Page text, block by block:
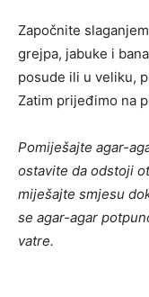
Započnite
grejpa, jabuke i
posude ili u veliku,
Zatim prijeđimo na
Pomiješajte agar-
ostavite da odstoji
miješajte smjesu
se agar-agar
vatre.